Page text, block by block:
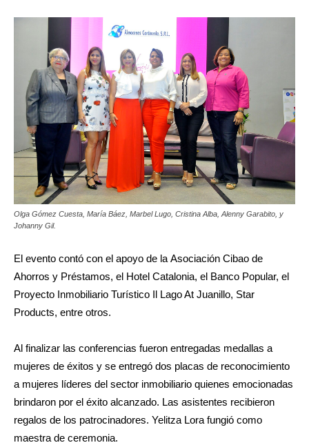
Olga Gómez Cuesta, María Báez, Marbel Lugo, Cristina Alba, Alenny Garabito, y
Johanny Gil.
El evento contó con el apoyo de la Asociación Cibao de
Ahorros y Préstamos, el Hotel Catalonia, el Banco Popular, el
Proyecto Inmobiliario Turístico Il Lago At Juanillo, Star
Products, entre otros.
Al finalizar las conferencias fueron entregadas medallas a
mujeres de éxitos y se entregó dos placas de reconocimiento
a mujeres líderes del sector inmobiliario quienes emocionadas
brindaron por el éxito alcanzado. Las asistentes recibieron
regalos de los patrocinadores. Yelitza Lora fungió como
maestra de ceremonia.